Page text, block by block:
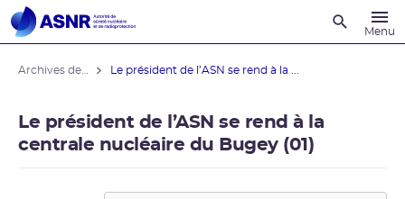
Menu
Le président de l’ASN se rend à la ...
Le président de l’ASN se rend à la
centrale nucléaire du Bugey (01)